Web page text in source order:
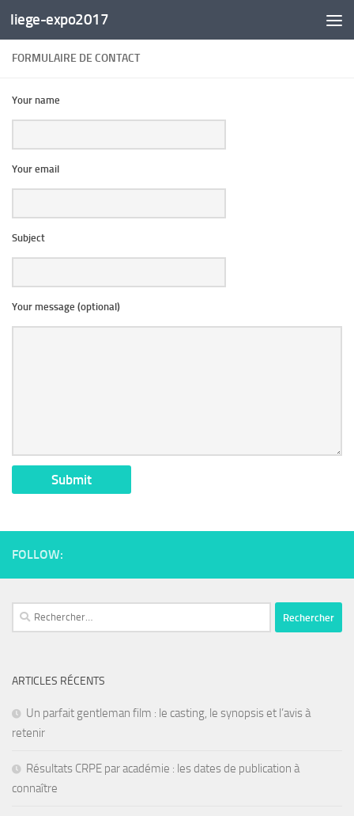
Skip to content
liege-expo2017
FORMULAIRE DE CONTACT
Your name
Your email
Subject
Your message (optional)
FOLLOW:
ARTICLES RÉCENTS
Un parfait gentleman film : le casting, le synopsis et l’avis à
retenir
Résultats CRPE par académie : les dates de publication à
connaître